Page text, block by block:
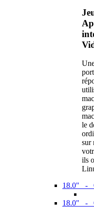
le
sur
ils
18.0" -
18.0" -